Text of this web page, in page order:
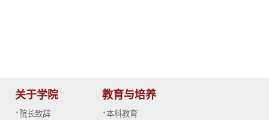
关于学院
· 院长致辞
教育与培养
·本科教育